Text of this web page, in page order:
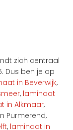
zich centraal
Dus ben je op
in Beverwijk,
, laminaat
in Alkmaar,
Purmerend,
, laminaat in